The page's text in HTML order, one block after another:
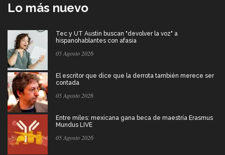
Lo más nuevo
Tec y UT Austin buscan "devolver la voz" a
hispanohablantes con afasia
05 Agosto 2026
El escritor que dice que la derrota también merece ser
contada
05 Agosto 2026
Entre miles: mexicana gana beca de maestría Erasmus
Mundus LIVE
05 Agosto 2026